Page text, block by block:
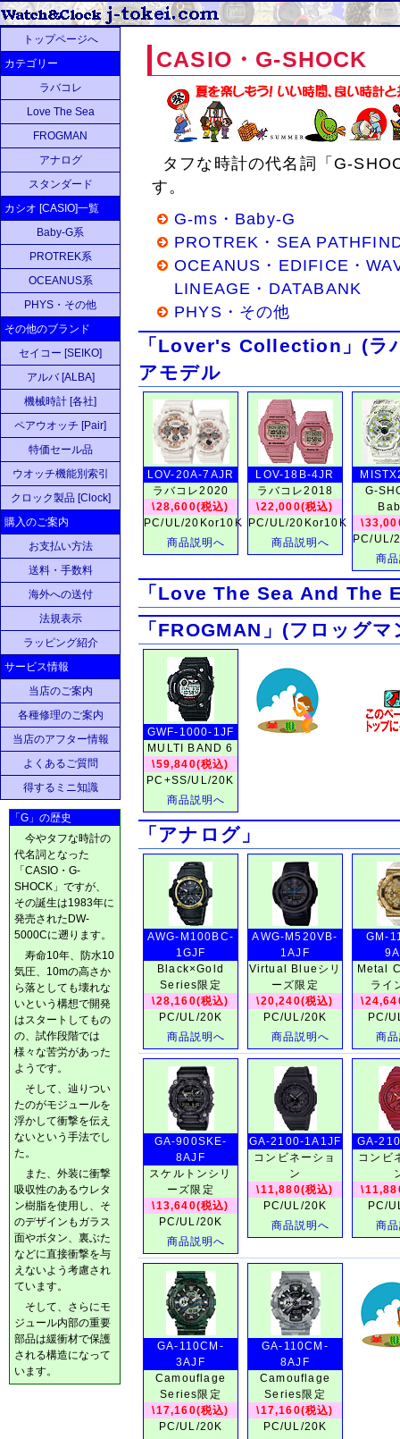
CASIO・G-SHOCK
タフな時計の代名詞「G-
す。
G-ms・Baby-G
PROTREK・SEA
OCEANUS・EDIFICE・
LINEAGE・DATABANK
PHYS・その他
「Lover's Collection」(ラ
アモデル
LOV-20A-7AJR
ラバコレ2020
\28,600(税込)
PC/UL/20Kor10K
商品説明へ
LOV-18B-4JR
ラバコレ2018
\22,000(税込)
PC/UL/20Kor10K
商品説明へ
G-
PC/UL/
商
「Love The Sea And The
「FROGMAN」(フロッグマ
GWF-1000-1JF
MULTI BAND 6
\59,840(税込)
PC+SS/UL/20K
商品説明へ
「アナログ」
AWG-M100BC-
1GJF
Black×Gold
Series限定
\28,160(税込)
PC/UL/20K
商品説明へ
AWG-M520VB-
1AJF
Virtual Blueシリ
ーズ限定
\20,240(税込)
PC/UL/20K
商品説明へ
GM-
Metal
ライ
PC/
商
GA-900SKE-
8AJF
スケルトンシリ
ーズ限定
\13,640(税込)
PC/UL/20K
商品説明へ
GA-2100-1A1JF
コンビネーショ
ン
\11,880(税込)
PC/UL/20K
商品説明へ
GA-
コンビ
PC/
商
GA-110CM-
3AJF
Camouflage
Series限定
\17,160(税込)
PC/UL/20K
GA-110CM-
8AJF
Camouflage
Series限定
\17,160(税込)
PC/UL/20K
トップページへ
カテゴリー
ラバコレ
Love The Sea
FROGMAN
アナログ
スタンダード
カシオ [CASIO]一覧
Baby-G系
PROTREK系
OCEANUS系
PHYS・その他
その他のブランド
セイコー [SEIKO]
アルバ [ALBA]
機械時計 [各社]
ペアウオッチ [Pair]
特価セール品
ウオッチ機能別索引
クロック製品 [Clock]
購入のご案内
お支払い方法
送料・手数料
海外への送付
法規表示
ラッピング紹介
サービス情報
当店のご案内
各種修理のご案内
当店のアフター情報
よくあるご質問
得するミニ知識
「G」の歴史
今やタフな時計の
代名詞となった
「CASIO・G-
SHOCK」ですが、
その誕生は1983年に
発売されたDW-
5000Cに遡ります。
寿命10年、防水10
気圧、10mの高さか
ら落としても壊れな
いという構想で開発
はスタートしてもの
の、試作段階では
様々な苦労があった
ようです。
そして、辿りつい
たのがモジュールを
浮かして衝撃を伝え
ないという手法でし
た。
また、外装に衝撃
吸収性のあるウレタ
ン樹脂を使用し、そ
のデザインもガラス
面やボタン、裏ぶた
などに直接衝撃を与
えないよう考慮され
ています。
そして、さらにモ
ジュール内部の重要
部品は緩衝材で保護
される構造になって
います。